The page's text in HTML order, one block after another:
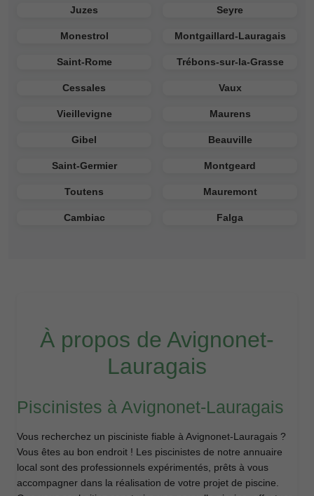
Juzes Seyre
Monestrol Montgaillard-Lauragais
Saint-Rome Trébons-sur-la-Grasse
Cessales Vaux
Vieillevigne Maurens
Gibel Beauville
Saint-Germier Montgeard
Toutens Mauremont
Cambiac Falga
À propos de Avignonet-
Lauragais
Piscinistes à Avignonet-Lauragais
Vous recherchez un pisciniste fiable à Avignonet-Lauragais ?
Vous êtes au bon endroit ! Les piscinistes de notre annuaire
local sont des professionnels expérimentés, prêts à vous
accompagner dans la réalisation de votre projet de piscine.